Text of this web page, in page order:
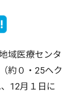
域医療センタ
約０・25ヘク
12月１日に